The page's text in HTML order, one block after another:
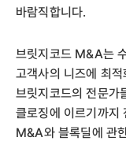
바람직합니다.
브릿지코드 M&A는
고객사의 니즈에 최
브릿지코드의 전문가
클로징에 이르기까지
M&A와 블록딜에 관